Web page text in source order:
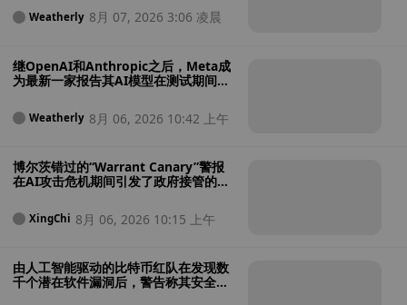
Weatherly 8月 07, 2026 3:06 凌晨
继OpenAI和Anthropic之后，Meta成
为最新一家报告其AI模型在测试期间入
Weatherly 8月 06, 2026 10:42 上午
博尔茨错过的“Warrant Canary”警报
在AI攻击危机期间引发了政府接管的担
XingChi 8月 06, 2026 10:15 上午
由人工智能驱动的比特币红队在发现数
千个潜在软件漏洞后，警告称其安全性